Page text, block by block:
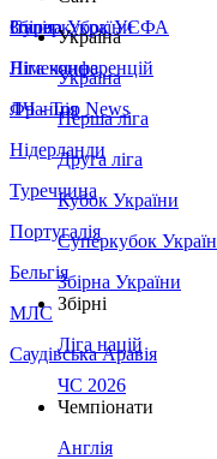
Збірна України
Італія
Німеччина
Франція
Нідерланди
Туреччина
Португалія
Бельгія
МЛС
Саудівська Аравія
Суперкубок УЄФА
Ліга конференцій
ЛЧ - Top News
Україна
Україна
Перша ліга
Друга ліга
Кубок України
Суперкубок
Збірна України
Збірні
Ліга націй
ЧС 2026
Чемпіонати
Англія